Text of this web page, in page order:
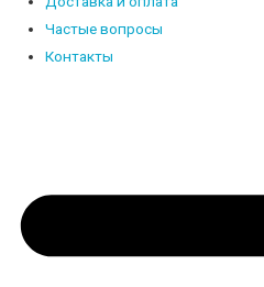
Частые вопросы
Контакты